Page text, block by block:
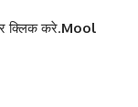
क्लिक करे.Mool